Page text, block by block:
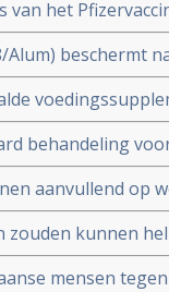
het
47 procent
Alum) beschermt
bekende
van
behandeling
19 verbetert
aanvullend op
19 -
zouden kunnen
mensen